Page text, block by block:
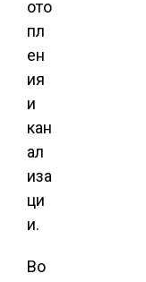
ото
пл
ен
ия
и
кан
ал
иза
ци
и.
Во